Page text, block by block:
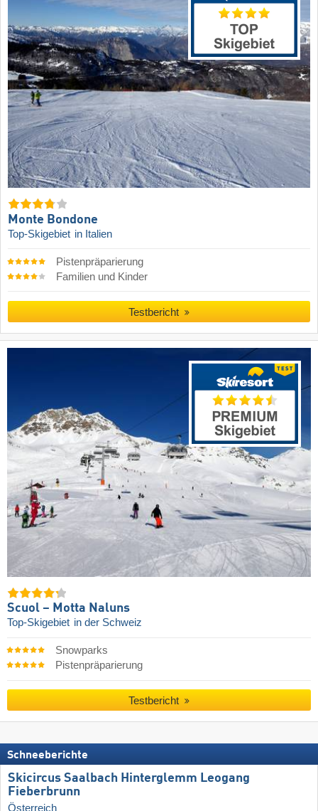
Monte Bondone
Top-Skigebiet in Italien
Pistenpräparierung
Familien und Kinder
Testbericht
Scuol – Motta Naluns
Top-Skigebiet in der Schweiz
Snowparks
Pistenpräparierung
Testbericht
Schneeberichte
Skicircus Saalbach Hinterglemm Leogang
Fieberbrunn
Österreich